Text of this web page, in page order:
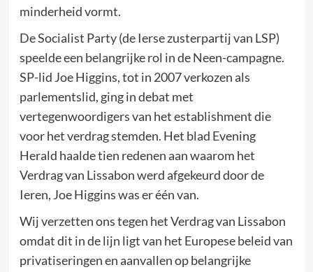
minderheid vormt.
De Socialist Party (de Ierse zusterpartij van LSP)
speelde een belangrijke rol in de Neen-campagne.
SP-lid Joe Higgins, tot in 2007 verkozen als
parlementslid, ging in debat met
vertegenwoordigers van het establishment die
voor het verdrag stemden. Het blad Evening
Herald haalde tien redenen aan waarom het
Verdrag van Lissabon werd afgekeurd door de
Ieren, Joe Higgins was er één van.
Wij verzetten ons tegen het Verdrag van Lissabon
omdat dit in de lijn ligt van het Europese beleid van
privatiseringen en aanvallen op belangrijke